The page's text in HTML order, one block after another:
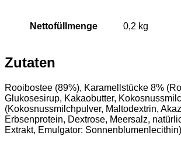
Nettofüllmenge 0,2 kg
Zutaten
Rooibostee (89%), Karamellstücke 8%
Glukosesirup, Kakaobutter,
(Kokosnussmilchpulver, Maltodextrin,
Erbsenprotein, Dextrose, Meersalz,
Extrakt, Emulgator: